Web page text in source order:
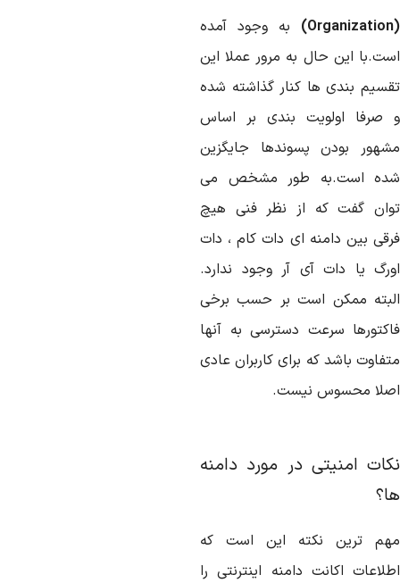
به وجود آمده
این حال به مرور عملا این
بندی ها کنار گذاشته شده
صرفا اولویت بندی بر اساس
بودن پسوندها جایگزین
است.به طور مشخص می
گفت که از نظر فنی هیچ
بین دامنه ای دات کام ، دات
یا دات آی آر وجود ندارد.
ممکن است بر حسب برخی
سرعت دسترسی به آنها
باشد که برای کاربران عادی
محسوس نیست.
امنیتی در مورد دامنه
ترین نکته این است که
اکانت دامنه اینترنتی را